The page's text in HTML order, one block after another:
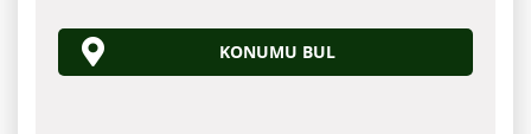
KONUMU BUL